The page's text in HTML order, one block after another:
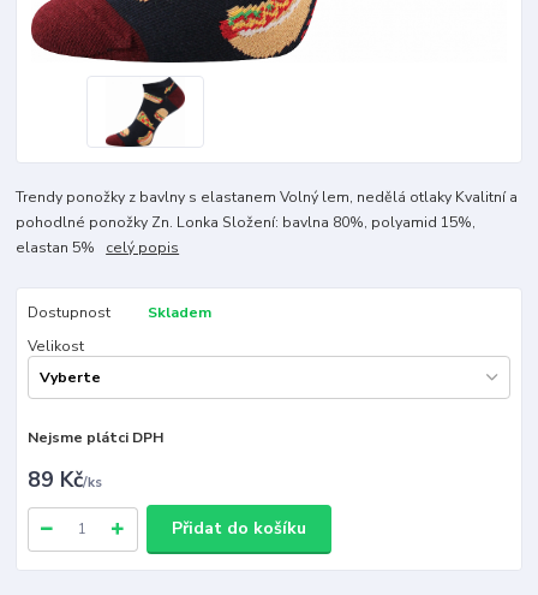
Trendy ponožky z bavlny s elastanem Volný lem, nedělá otlaky Kvalitní a
pohodlné ponožky Zn. Lonka Složení: bavlna 80%, polyamid 15%,
elastan 5% celý popis
Dostupnost
Skladem
Velikost
Nejsme plátci DPH
89 Kč/ks
Přidat do košíku